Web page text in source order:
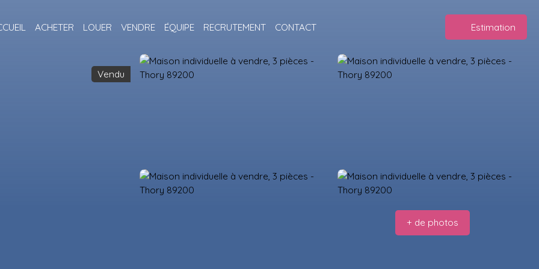
ACHETER LOUER VENDRE ÉQUIPE RECRUTEMENT CONTACT Estimation
Vendu
+ de photos